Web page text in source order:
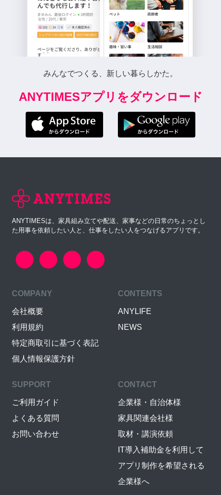
みんなでつくる、新しい暮らしかた。
ANYTIMESアプリをダウンロード
ANYTIMESは、家具組み立てや配送、家事などの日常のちょっとし
た用事を依頼したい人と、仕事をしたい人をつなげるアプリです。
COMPANY
会社概要
利用規約
特定商取引に基づく表記
個人情報保護方針
CONTENTS
ANYLIFE
NEWS
SUPPORT
ご利用ガイド
よくある質問
お問い合わせ
CONTACT
企業様・自治体様
家具関連会社様
取材・講演依頼
IT導入補助金を利用して
アプリ制作を希望される
企業様へ